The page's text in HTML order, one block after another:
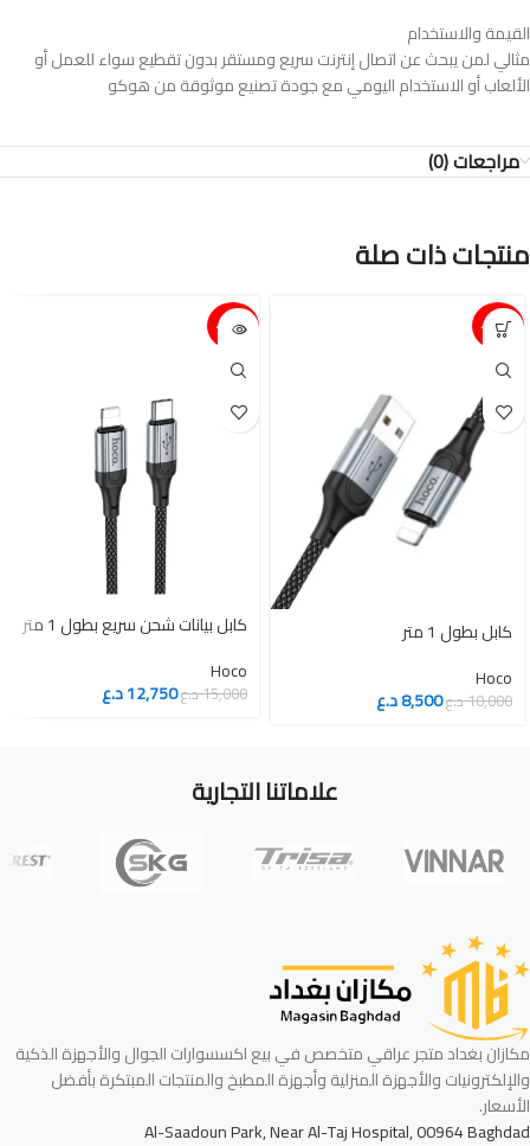
القيمة والاستخدام
مثالي لمن يبحث عن اتصال إنترنت سريع ومستقر بدون تقطيع سواء للعمل أو
الألعاب أو الاستخدام اليومي مع جودة تصنيع موثوقة من هوكو
مراجعات (0)
منتجات ذات صلة
15%-
كابل بطول 1 متر
Hoco
10,000د.ع8,500د.ع
15%-
كابل بيانات شحن سريع بطول 1 متر
Hoco
15,000د.ع12,750د.ع
علاماتنا التجارية
مكازان بغداد متجر عراقي متخصص في بيع اكسسوارات الجوال والأجهزة الذكية
والإلكترونيات والأجهزة المنزلية وأجهزة المطبخ والمنتجات المبتكرة بأفضل
الأسعار.
Al-Saadoun Park, Near Al-Taj Hospital, 00964 Baghdad